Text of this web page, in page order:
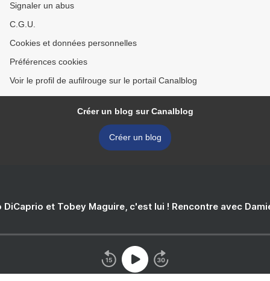
Signaler un abus
C.G.U.
Cookies et données personnelles
Préférences cookies
Voir le profil de aufilrouge sur le portail Canalblog
Créer un blog sur Canalblog
Créer un blog
DiCaprio et Tobey Maguire, c'est lui ! Rencontre avec